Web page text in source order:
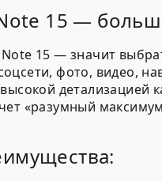
15 —
Note 15 — значит
фото, видео,
«разумный